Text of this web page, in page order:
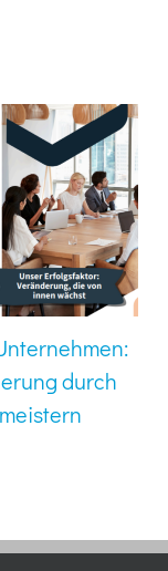
durch